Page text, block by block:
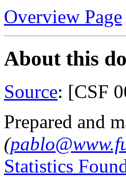
Overview Page
About this
Source: [CSF
Prepared and
(
Statistics